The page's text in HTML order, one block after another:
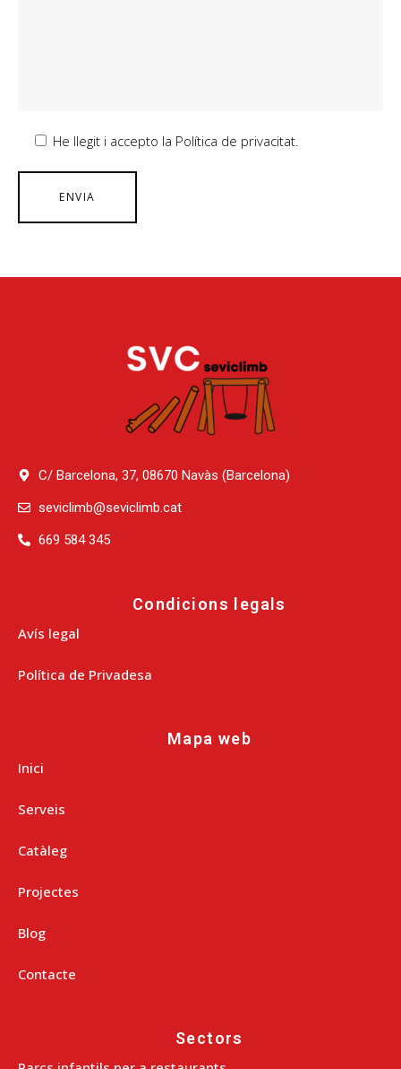
He llegit i accepto la Política de privacitat.
C/ Barcelona, 37, 08670 Navàs (Barcelona)
seviclimb@seviclimb.cat
669 584 345
Condicions legals
Avís legal
Política de Privadesa
Mapa web
Inici
Serveis
Catàleg
Projectes
Blog
Contacte
Sectors